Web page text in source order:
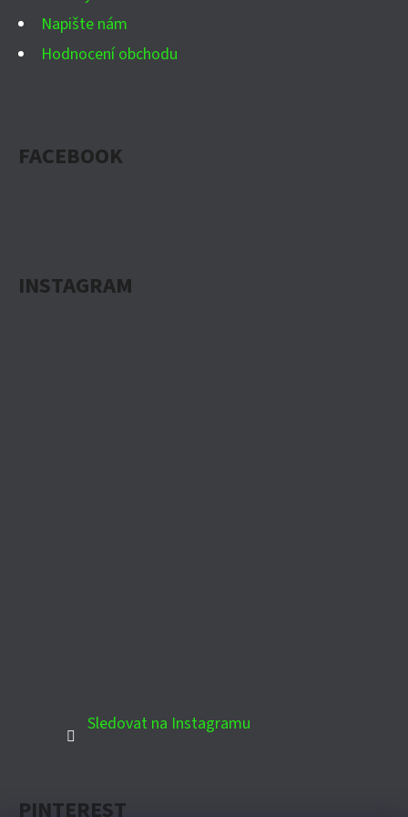
Napište nám
Hodnocení obchodu
FACEBOOK
INSTAGRAM
Sledovat na Instagramu
PINTEREST